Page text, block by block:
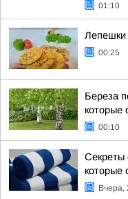
01:10
Лепешки
00:25
Береза
которые
00:10
Секреты
которые
Вчера,